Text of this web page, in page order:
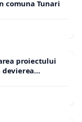
comuna Tunari
proiectului
devierea